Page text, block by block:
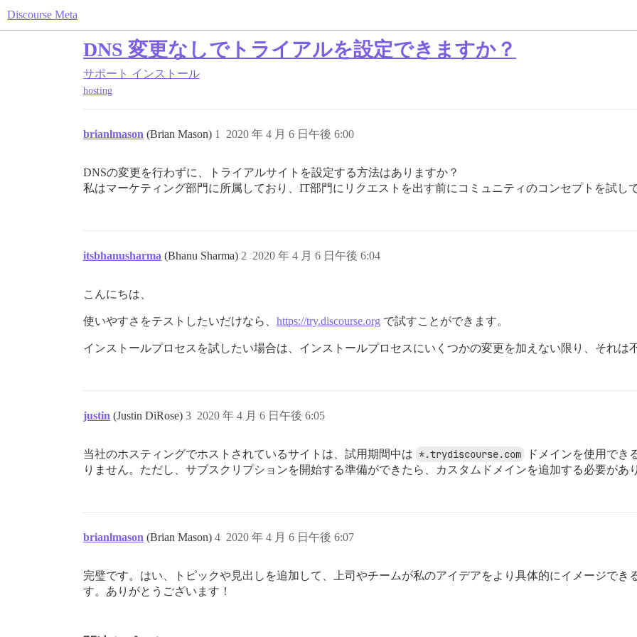
Discourse Meta
DNS 変更なしでトライアルを設定できますか？
サポート インストール
hosting
brianlmason (Brian Mason) 2020 年 4 月 6 日午後 6:00
1
DNSの変更を行わずに、トライアルサイトを設定する方法はありますか？
私はマーケティング部門に所属しており、IT部門にリクエストを出す前にコミュニティのコンセプトを試し
itsbhanusharma (Bhanu Sharma) 2020 年 4 月 6 日午後 6:04
2
こんにちは、
使いやすさをテストしたいだけなら、 https://try.discourse.org で試すことができます。
インストールプロセスを試したい場合は、インストールプロセスにいくつかの変更を加えない限り、それは
justin (Justin DiRose) 2020 年 4 月 6 日午後 6:05
3
当社のホスティングでホストされているサイトは、試用期間中は *.trydiscourse.com
ドメインを使用でき
りません。ただし、サブスクリプションを開始する準備ができたら、カスタムドメインを追加する必要があ
brianlmason (Brian Mason) 2020 年 4 月 6 日午後 6:07
4
完璧です。はい、トピックや見出しを追加して、上司やチームが私のアイデアをより具体的にイメージで
す。ありがとうございます！